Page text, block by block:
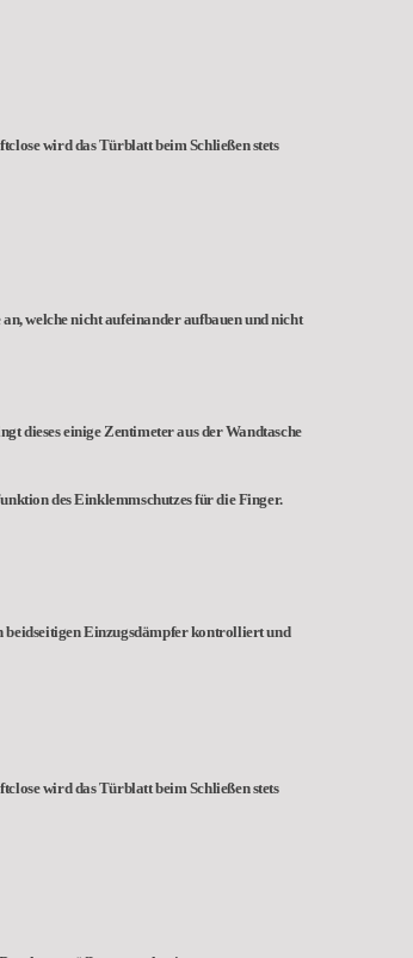
wird das Türblatt beim Schließen stets
welche nicht aufeinander aufbauen und nicht
dieses einige Zentimeter aus der Wandtasche
des Einklemmschutzes für die Finger.
beidseitigen Einzugsdämpfer kontrolliert und
wird das Türblatt beim Schließen stets